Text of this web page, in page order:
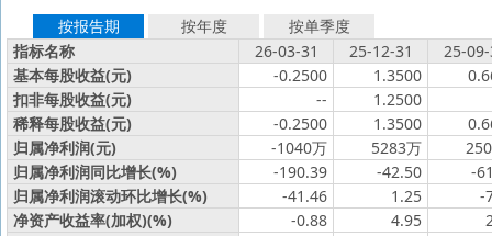
按报告期 按年度
按单季度
指标名称
26-03-31 25-12-31
25-
基本每股收益(元)
-0.2500 1.3500
扣非每股收益(元)
--
1.2500
稀释每股收益(元)
-0.2500 1.3500
归属净利润(元)
-1040万 5283万
归属净利润同比增长(%)
-190.39 -42.50
-
归属净利润滚动环比增长(%)
-41.46 1.25
-
净资产收益率(加权)(%)
-0.88 4.95